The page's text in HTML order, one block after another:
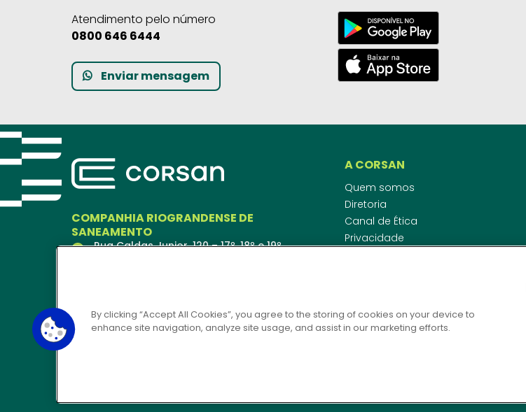
Atendimento pelo número
0800 646 6444
Enviar mensagem
COMPANHIA RIOGRANDENSE DE
SANEAMENTO
Rua Caldas Junior, 120 – 17º, 18º e 19º
CORSAN 24H
A CORSAN
Quem somos
Diretoria
Canal de Ética
Privacidade
Notícias
By clicking “Accept All Cookies”, you agree to the storing of cookies on your device to
enhance site navigation, analyze site usage, and assist in our marketing efforts.